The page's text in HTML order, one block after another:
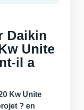
Daikin
Unite
il a
Kw Unite
? en